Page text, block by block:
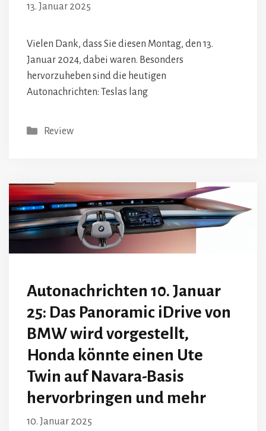
13. Januar 2025
Vielen Dank, dass Sie diesen Montag, den 13.
Januar 2024, dabei waren. Besonders
hervorzuheben sind die heutigen
Autonachrichten: Teslas lang
Kategorien
Review
Autonachrichten 10. Januar
25: Das Panoramic iDrive von
BMW wird vorgestellt,
Honda könnte einen Ute
Twin auf Navara-Basis
hervorbringen und mehr
10. Januar 2025